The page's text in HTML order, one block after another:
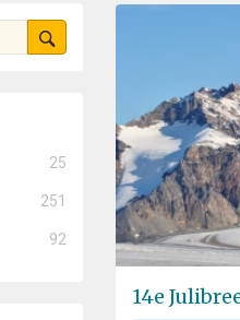
25
251
92
14e